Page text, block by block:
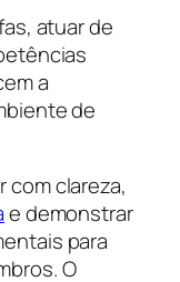
atuar de
a
de
com clareza,
e demonstrar
para
O